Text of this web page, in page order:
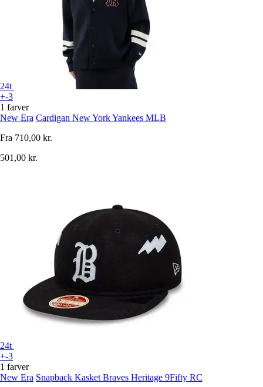
24t
+-3
1 farver
New Era Cardigan New York Yankees MLB
Fra 710,00 kr.
501,00 kr.
24t
+-3
1 farver
New Era Snapback Kasket Braves Heritage 9Fifty RC